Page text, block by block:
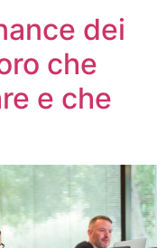
dei
che
e che